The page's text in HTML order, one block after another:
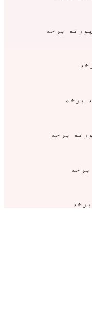
برخه
برخه
برخه